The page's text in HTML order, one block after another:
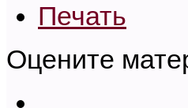
Печать
Оцените